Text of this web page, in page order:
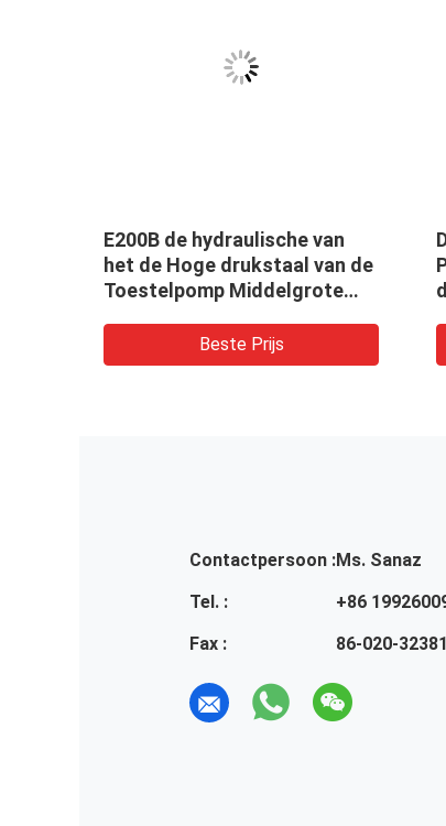
E200B de hydraulische van
het de Hoge drukstaal van de
Toestelpomp Middelgrote
Beste Prijs
Contactpersoon :Ms. Sanaz
Tel. :
+86
Fax :
86-020-